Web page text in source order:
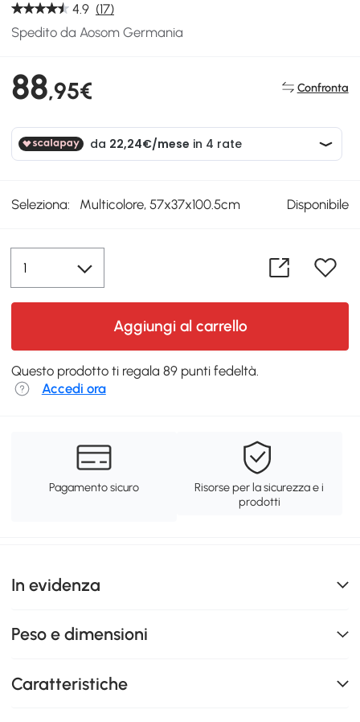
4.9 (17)
Spedito da Aosom Germania
88,95€ Confronta
Seleziona: Multicolore, 57x37x100.5cm Disponibile
Aggiungi al carrello
Questo prodotto ti regala 89 punti fedeltà.
Accedi ora
Pagamento sicuro
Risorse per la sicurezza e i
prodotti
In evidenza
Peso e dimensioni
Caratteristiche